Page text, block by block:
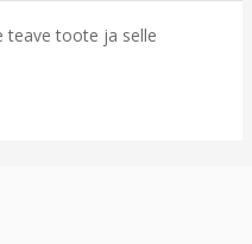
teave toote ja selle